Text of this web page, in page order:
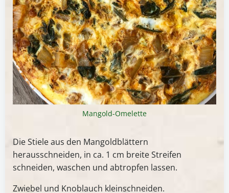
Mangold-Omelette
Die Stiele aus den Mangoldblättern
herausschneiden, in ca. 1 cm breite Streifen
schneiden, waschen und abtropfen lassen.
Zwiebel und Knoblauch kleinschneiden.